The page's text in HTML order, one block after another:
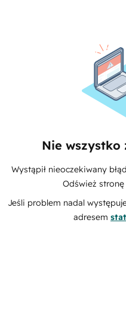
Nie wszystko
Wystąpił nieoczekiwany
Odśwież
Jeśli problem nadal
adresem